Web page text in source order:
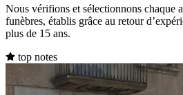
Nous vérifions et sélectionnons chaque
funèbres, établis grâce au retour
plus de 15 ans.
top notes